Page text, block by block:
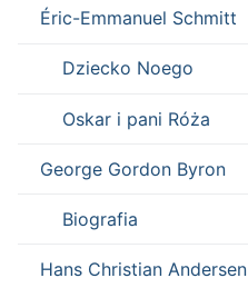
Éric-Emmanuel Schmitt
Dziecko Noego
Oskar i pani Róża
George Gordon Byron
Biografia
Hans Christian Andersen